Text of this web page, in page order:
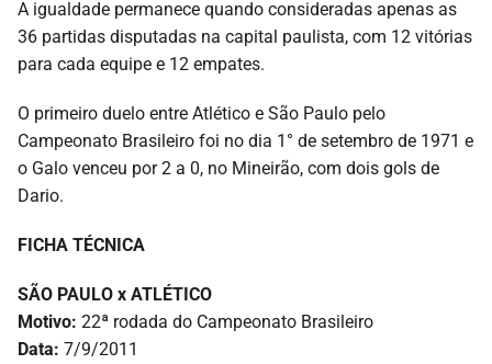
A igualdade permanece quando consideradas apenas as
36 partidas disputadas na capital paulista, com 12 vitórias
para cada equipe e 12 empates.
O primeiro duelo entre Atlético e São Paulo pelo
Campeonato Brasileiro foi no dia 1° de setembro de 1971 e
o Galo venceu por 2 a 0, no Mineirão, com dois gols de
Dario.
FICHA TÉCNICA
SÃO PAULO x ATLÉTICO
Motivo: 22ª rodada do Campeonato Brasileiro
Data: 7/9/2011